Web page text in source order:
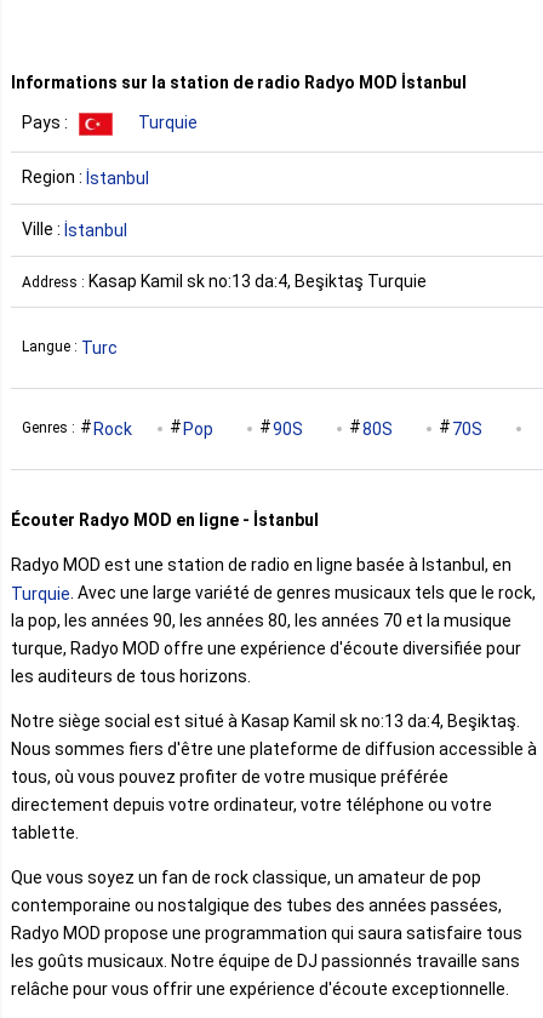
Informations sur la station de radio Radyo MOD İstanbul
Pays : Turquie
Region : İstanbul
Ville : İstanbul
Address : Kasap Kamil sk no:13 da:4, Beşiktaş Turquie
Langue : Turc
Genres : Rock Pop 90S 80S 70S
Écouter Radyo MOD en ligne - İstanbul
Radyo MOD est une station de radio en ligne basée à Istanbul, en
Turquie . Avec une large variété de genres musicaux tels que le rock,
la pop, les années 90, les années 80, les années 70 et la musique
turque, Radyo MOD offre une expérience d'écoute diversifiée pour
les auditeurs de tous horizons.
Notre siège social est situé à Kasap Kamil sk no:13 da:4, Beşiktaş.
Nous sommes fiers d'être une plateforme de diffusion accessible à
tous, où vous pouvez profiter de votre musique préférée
directement depuis votre ordinateur, votre téléphone ou votre
tablette.
Que vous soyez un fan de rock classique, un amateur de pop
contemporaine ou nostalgique des tubes des années passées,
Radyo MOD propose une programmation qui saura satisfaire tous
les goûts musicaux. Notre équipe de DJ passionnés travaille sans
relâche pour vous offrir une expérience d'écoute exceptionnelle.